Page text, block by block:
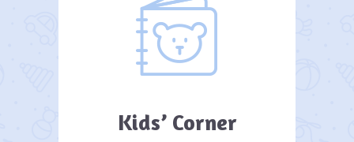
Kids’ Corner